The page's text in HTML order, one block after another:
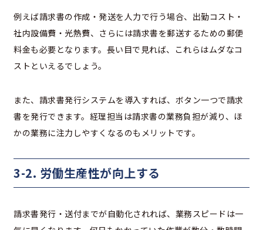
例えば請求書の作成・発送を人力で行う場合、出勤コスト・
社内設備費・光熱費、さらには請求書を郵送するための郵便
料金も必要となります。長い目で見れば、これらはムダなコ
ストといえるでしょう。
また、請求書発行システムを導入すれば、ボタン一つで請求
書を発行できます。経理担当は請求書の業務負担が減り、ほ
かの業務に注力しやすくなるのもメリットです。
3-2. 労働生産性が向上する
請求書発行・送付までが自動化されれば、業務スピードは一